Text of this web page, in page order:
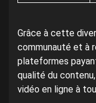
Grâce à cette
communauté et à
plateformes
qualité du
vidéo en ligne à